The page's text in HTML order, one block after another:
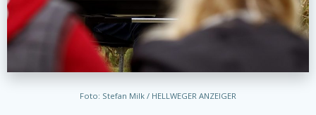
Foto: Stefan Milk / HELLWEGER ANZEIGER